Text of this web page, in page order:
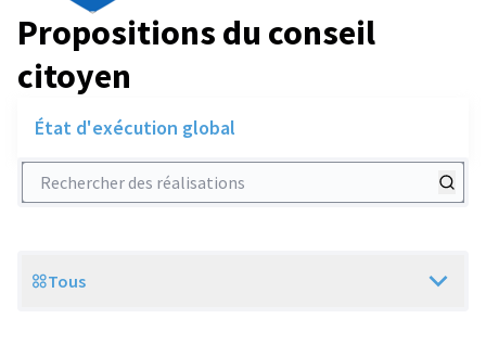
Propositions du conseil
citoyen
État d'exécution global
Rechercher des réalisations
Scope
Tous